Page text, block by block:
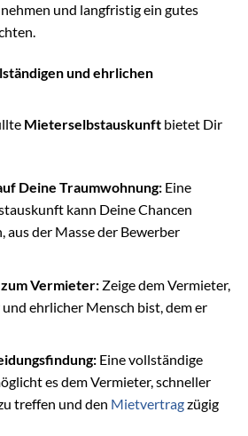
und langfristig ein gutes
und ehrlichen
Mieterselbstauskunft bietet Dir
Deine Traumwohnung:Eine
kann Deine Chancen
aus der Masse der Bewerber
Vermieter:Zeige dem Vermieter,
ehrlicher Mensch bist, dem er
Eine vollständige
es dem Vermieter, schneller
treffen und den Mietvertragzügig